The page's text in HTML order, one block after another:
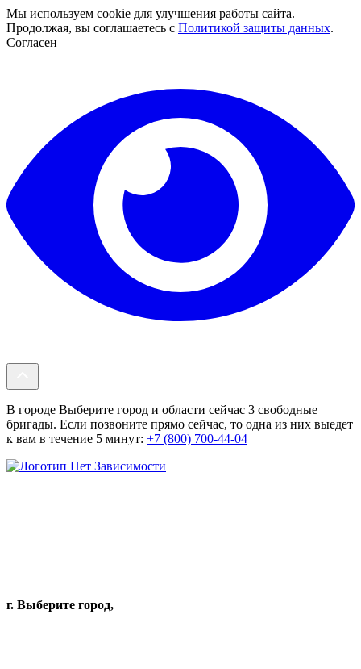
Мы используем cookie для улучшения работы сайта.
Продолжая, вы соглашаетесь с Политикой защиты данных.
Согласен
В городе Выберите город и области сейчас 3 свободные
бригады. Если позвоните прямо сейчас, то одна из них выедет
к вам в течение 5 минут: +7 (800) 700-44-04
г. Выберите город,